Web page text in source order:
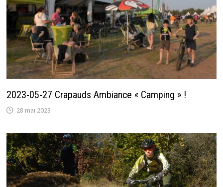
2023-05-27 Crapauds Ambiance « Camping » !
28 mai 2023